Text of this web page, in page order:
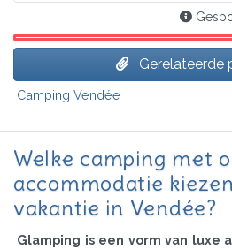
Gerelateerde
Camping Vendée
Welke camping met
accommodatie
vakantie in Vendée?
Glamping is een vorm van luxe